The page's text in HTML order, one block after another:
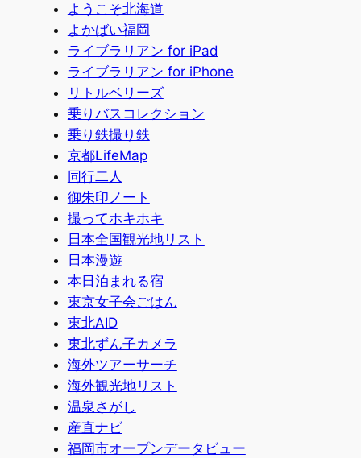
ようこそ北海道
よかばい福岡
ライブラリアン for iPad
ライブラリアン for iPhone
リトルベリーズ
乗りバスコレクション
乗り鉄撮り鉄
京都LifeMap
同行二人
御朱印ノート
撮ってホキホキ
日本全国観光地リスト
日本漫遊
本日泊まれる宿
東京女子会ごはん
東北AID
東北ずん子カメラ
海外ツアーサーチ
海外観光地リスト
温泉さがし
産直ナビ
福岡市オープンデータビュー